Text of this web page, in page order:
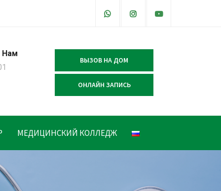
Нам
ВЫЗОВ НА ДОМ
ОНЛАЙН ЗАПИСЬ
МЕДИЦИНСКИЙ КОЛЛЕДЖ